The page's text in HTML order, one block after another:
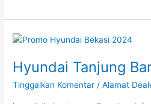
Hyundai Tanjung
Tinggalkan Komentar /Alamat
Hyundai
Barat
2024